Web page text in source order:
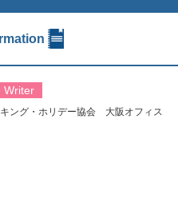
Writer
キング・ホリデー協会 大阪オフィス